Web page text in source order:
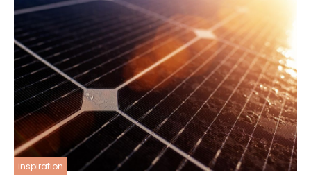
inspiration